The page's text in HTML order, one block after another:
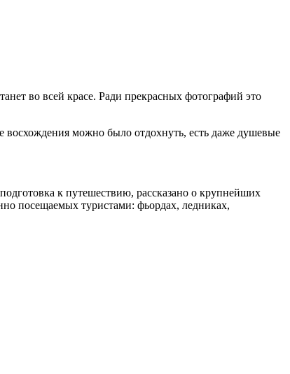
во всей красе. Ради прекрасных фотографий это
восхождения можно было отдохнуть, есть даже душевые
к путешествию, рассказано о крупнейших
посещаемых туристами: фьордах, ледниках,